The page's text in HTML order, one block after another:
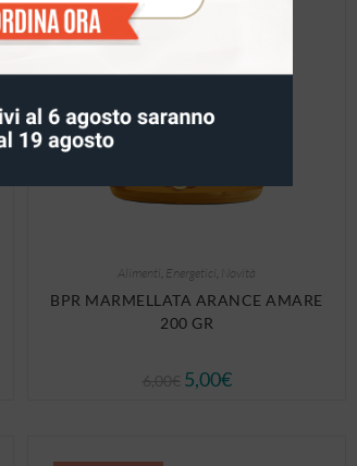
Alimenti Energetici Novità
BPR MARMELLATA ARANCE AMARE
200 GR
5,00€